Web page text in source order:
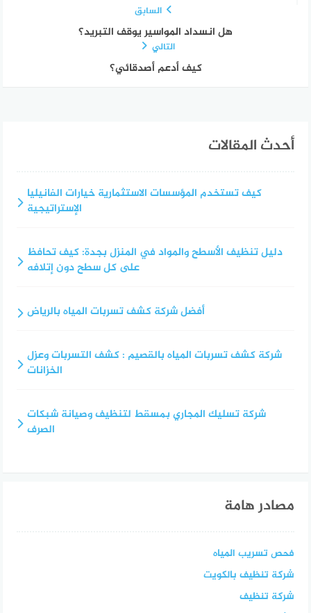
السابق
هل انسداد المواسير يوقف التبريد؟
التالي
كيف أدعم أصدقائي؟
أحدث المقالات
كيف تستخدم المؤسسات الاستثمارية خيارات الفانيليا
الإستراتيجية
دليل تنظيف الأسطح والمواد في المنزل بجدة: كيف تحافظ
على كل سطح دون إتلافه
أفضل شركة كشف تسربات المياه بالرياض
شركة كشف تسربات المياه بالقصيم : كشف التسربات وعزل
الخزانات
شركة تسليك المجاري بمسقط لتنظيف وصيانة شبكات
الصرف
مصادر هامة
فحص تسريب المياه
شركة تنظيف بالكويت
شركة تنظيف